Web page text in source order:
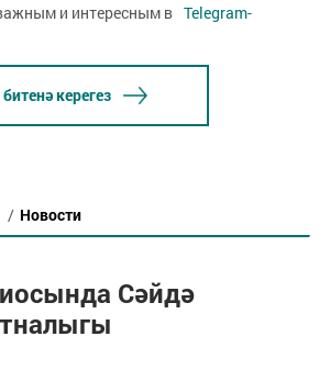
и интересным в Telegram-
керегез
/ Новости
Сәйдә